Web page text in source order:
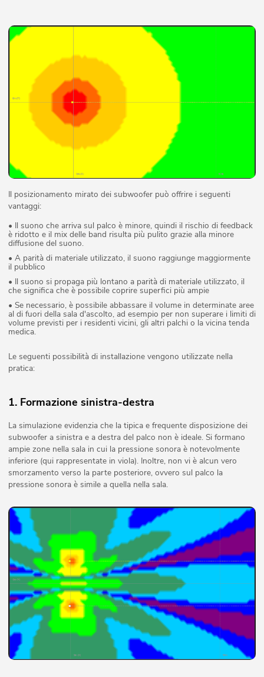
Il posizionamento mirato dei subwoofer può offrire i seguenti
vantaggi:
• Il suono che arriva sul palco è minore, quindi il rischio di feedback
è ridotto e il mix delle band risulta più pulito grazie alla minore
diffusione del suono.
• A parità di materiale utilizzato, il suono raggiunge maggiormente
il pubblico
• Il suono si propaga più lontano a parità di materiale utilizzato, il
che significa che è possibile coprire superfici più ampie
• Se necessario, è possibile abbassare il volume in determinate aree
al di fuori della sala d'ascolto, ad esempio per non superare i limiti di
volume previsti per i residenti vicini, gli altri palchi o la vicina tenda
medica.
Le seguenti possibilità di installazione vengono utilizzate nella
pratica:
1. Formazione sinistra-destra
La simulazione evidenzia che la tipica e frequente disposizione dei
subwoofer a sinistra e a destra del palco non è ideale. Si formano
ampie zone nella sala in cui la pressione sonora è notevolmente
inferiore (qui rappresentate in viola). Inoltre, non vi è alcun vero
smorzamento verso la parte posteriore, ovvero sul palco la
pressione sonora è simile a quella nella sala.